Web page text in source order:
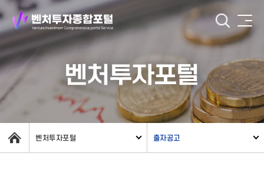
벤처투자포털
벤처투자포털 출자공고